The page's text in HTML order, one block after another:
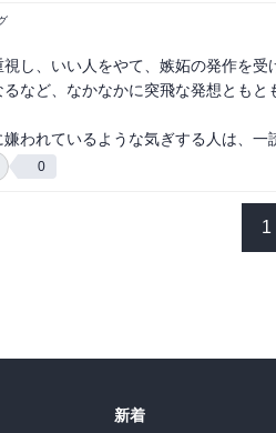
界が出来上がる。
人を幸せにしようとしなくても、自
視し、いい人をやて、嫉妬の発作を
など、なかなかに突飛な発想とも
われているような気ぎする人は、一
0
1
新着